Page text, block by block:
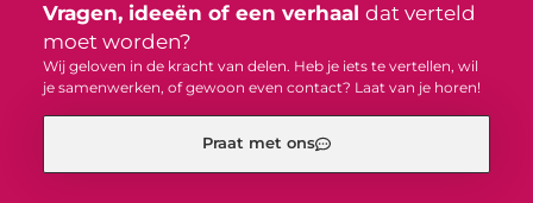
Vragen, ideeën of een verhaal dat verteld
moet worden?
Wij geloven in de kracht van delen. Heb je iets te vertellen, wil
je samenwerken, of gewoon even contact? Laat van je horen!
Praat met ons